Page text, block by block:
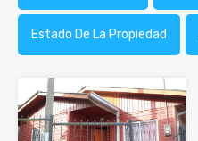
Estado De La Propiedad